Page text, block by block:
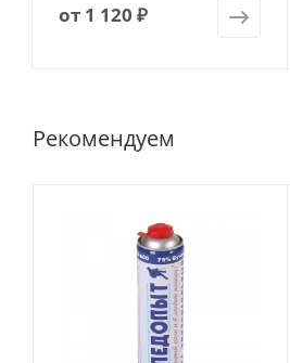
от 1 120 ₽
Рекомендуем